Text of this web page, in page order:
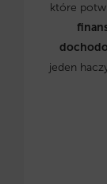
które
jeden